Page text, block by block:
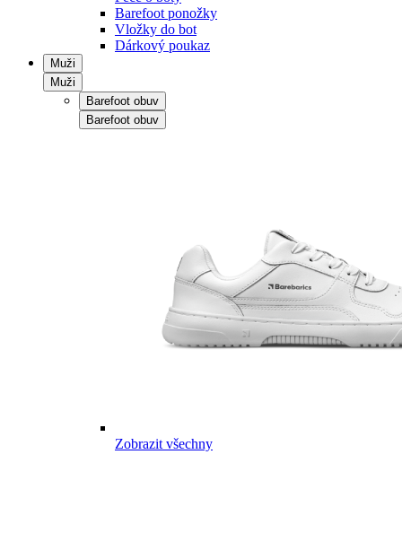
Barefoot ponožky
Vložky do bot
Dárkový poukaz
Muži
Muži
Barefoot obuv
Barefoot obuv
Zobrazit všechny